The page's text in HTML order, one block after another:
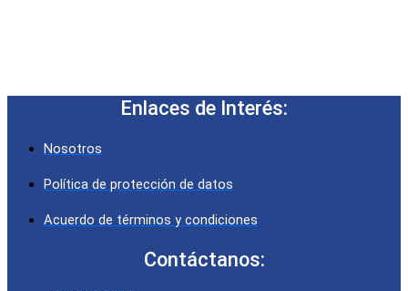
Enlaces de Interés:
Nosotros
Política de protección de datos
Acuerdo de términos y condiciones
Contáctanos: